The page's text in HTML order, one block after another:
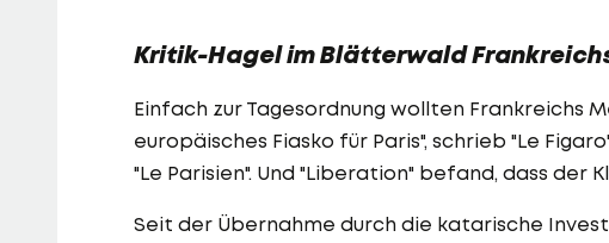
Kritik-Hagel im Blätterwald
Einfach zur Tagesordnung wollten Frankreichs
europäisches Fiasko für Paris", schrieb "Le
"Le Parisien". Und "Liberation" befand, dass der
Seit der Übernahme durch die katarische